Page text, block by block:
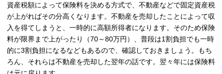
資産税額によって保険料を決める方式で、不動産などで固定資産税
が上がればその分高くなります。不動産を売却したことによって収
入を得てしまうと、一時的に高額所得者になります。そのため保険
料が限界まで上がったり（70～80万円）、普段は1割負担でも一時
的に3割負担になるなどもあるので、確認しておきましょう。もち
ろん、それらは不動産を売却した翌年の話です。翌々年には保険料